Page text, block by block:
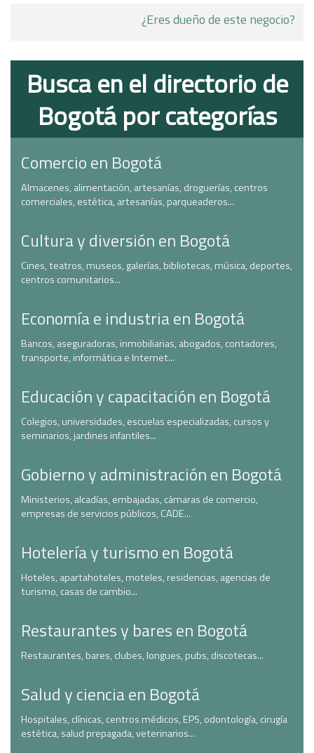
¿Eres dueño de este negocio?
Busca en el directorio de
Bogotá por categorías
Comercio en Bogotá
Almacenes, alimentación, artesanías, droguerías, centros
comerciales, estética, artesanías, parqueaderos...
Cultura y diversión en Bogotá
Cines, teatros, museos, galerías, bibliotecas, música, deportes,
centros comunitarios...
Economía e industria en Bogotá
Bancos, aseguradoras, inmobiliarias, abogados, contadores,
transporte, informática e Internet...
Educación y capacitación en Bogotá
Colegios, universidades, escuelas especializadas, cursos y
seminarios, jardines infantiles...
Gobierno y administración en Bogotá
Ministerios, alcadías, embajadas, cámaras de comercio,
empresas de servicios públicos, CADE...
Hotelería y turismo en Bogotá
Hoteles, apartahoteles, moteles, residencias, agencias de
turismo, casas de cambio...
Restaurantes y bares en Bogotá
Restaurantes, bares, clubes, longues, pubs, discotecas...
Salud y ciencia en Bogotá
Hospitales, clínicas, centros médicos, EPS, odontología, cirugía
estética, salud prepagada, veterinarios...